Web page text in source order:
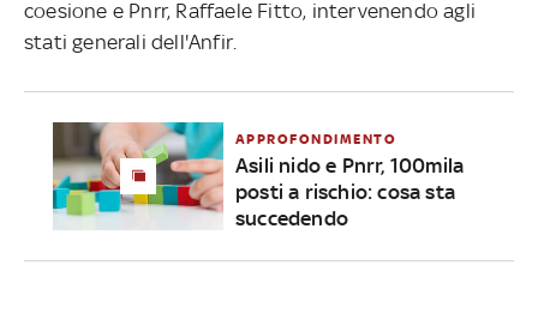
coesione e Pnrr, Raffaele Fitto, intervenendo agli
stati generali dell'Anfir.
APPROFONDIMENTO
Asili nido e Pnrr, 100mila
posti a rischio: cosa sta
succedendo